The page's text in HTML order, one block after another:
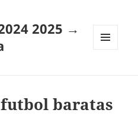
2025 →
baratas